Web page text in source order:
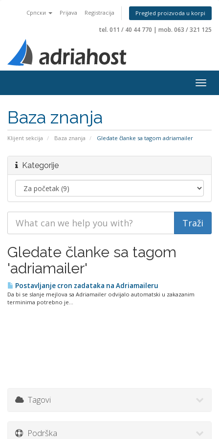
Српски Prijava Registracija Pregled proizvoda u korpi
tel. 011 / 40 44 770 | mob. 063 / 321 125
Baza znanja
Klijent sekcija Baza znanja Gledate članke sa tagom adriamailer
Kategorije
Gledate članke sa tagom
'adriamailer'
Postavljanje cron zadataka na Adriamaileru
Da bi se slanje mejlova sa Adriamailer odvijalo automatski u zakazanim
terminima potrebno je...
Tagovi
Podrška